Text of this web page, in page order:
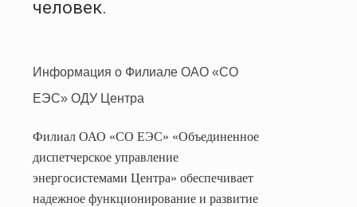
человек.
Информация о Филиале ОАО «СО
ЕЭС» ОДУ Центра
Филиал ОАО «СО ЕЭС» «Объединенное
диспетчерское управление
энергосистемами Центра» обеспечивает
надежное функционирование и развитие